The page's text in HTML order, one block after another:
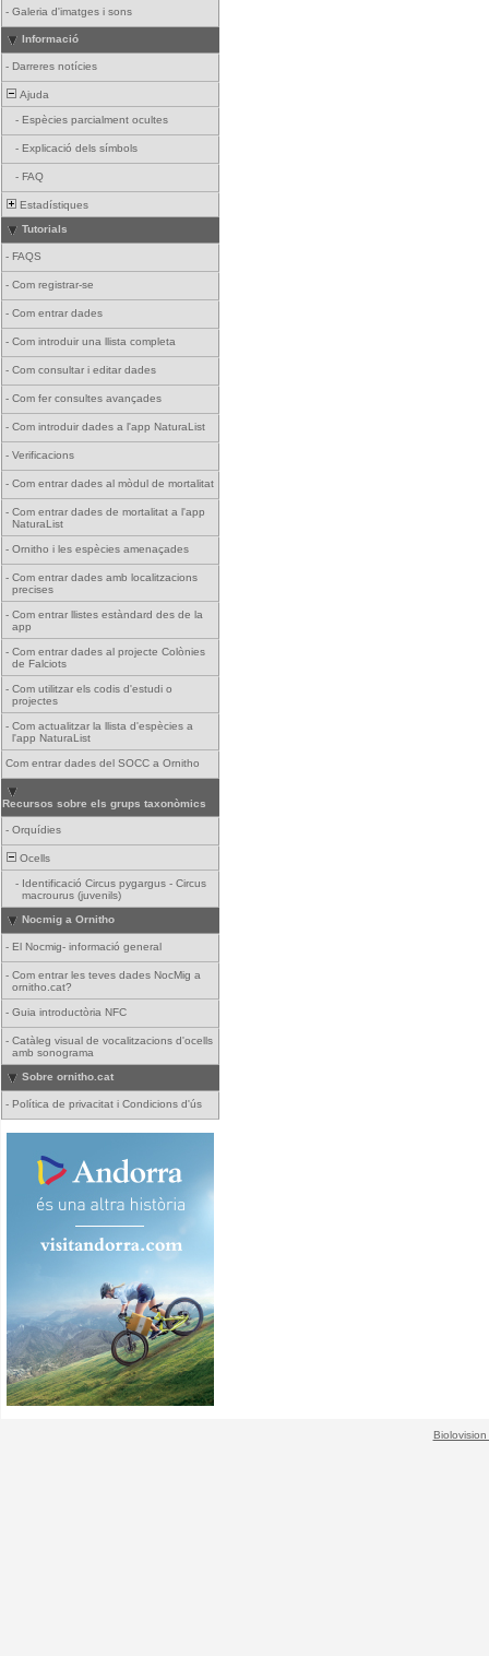
- Galeria d'imatges i sons
Informació
- Darreres notícies
Ajuda
- Espècies parcialment ocultes
- Explicació dels símbols
- FAQ
Estadístiques
Tutorials
- FAQS
- Com registrar-se
- Com entrar dades
- Com introduir una llista completa
- Com consultar i editar dades
- Com fer consultes avançades
- Com introduir dades a l'app NaturaList
- Verificacions
- Com entrar dades al mòdul de mortalitat
- Com entrar dades de mortalitat a l'app
NaturaList
- Ornitho i les espècies amenaçades
- Com entrar dades amb localitzacions
precises
- Com entrar llistes estàndard des de la
app
- Com entrar dades al projecte Colònies
de Falciots
- Com utilitzar els codis d'estudi o
projectes
- Com actualitzar la llista d'espècies a
l'app NaturaList
Com entrar dades del SOCC a Ornitho
Recursos sobre els grups taxonòmics
- Orquídies
Ocells
- Identificació Circus pygargus - Circus
macrourus (juvenils)
Nocmig a Ornitho
- El Nocmig- informació general
- Com entrar les teves dades NocMig a
ornitho.cat?
- Guia introductòria NFC
- Catàleg visual de vocalitzacions d'ocells
amb sonograma
Sobre ornitho.cat
- Política de privacitat i Condicions d'ús
Biolovision